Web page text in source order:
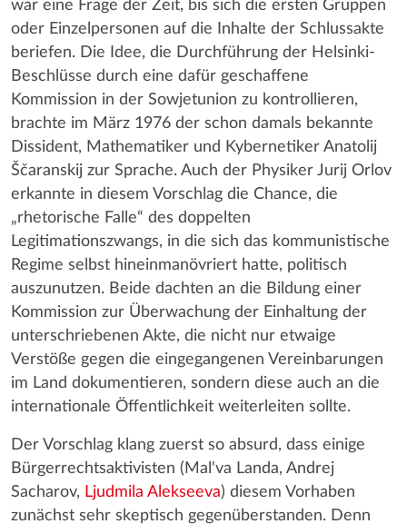
war eine Frage der Zeit, bis sich die ersten Gruppen
oder Einzelpersonen auf die Inhalte der Schlussakte
beriefen. Die Idee, die Durchführung der Helsinki-
Beschlüsse durch eine dafür geschaffene
Kommission in der Sowjetunion zu kontrollieren,
brachte im März 1976 der schon damals bekannte
Dissident, Mathematiker und Kybernetiker Anatolij
Ščaranskij zur Sprache. Auch der Physiker Jurij Orlov
erkannte in diesem Vorschlag die Chance, die
„rhetorische Falle“ des doppelten
Legitimationszwangs, in die sich das kommunistische
Regime selbst hineinmanövriert hatte, politisch
auszunutzen. Beide dachten an die Bildung einer
Kommission zur Überwachung der Einhaltung der
unterschriebenen Akte, die nicht nur etwaige
Verstöße gegen die eingegangenen Vereinbarungen
im Land dokumentieren, sondern diese auch an die
internationale Öffentlichkeit weiterleiten sollte.
Der Vorschlag klang zuerst so absurd, dass einige
Bürgerrechtsaktivisten (Mal'va Landa, Andrej
Sacharov, Ljudmila Alekseeva) diesem Vorhaben
zunächst sehr skeptisch gegenüberstanden. Denn